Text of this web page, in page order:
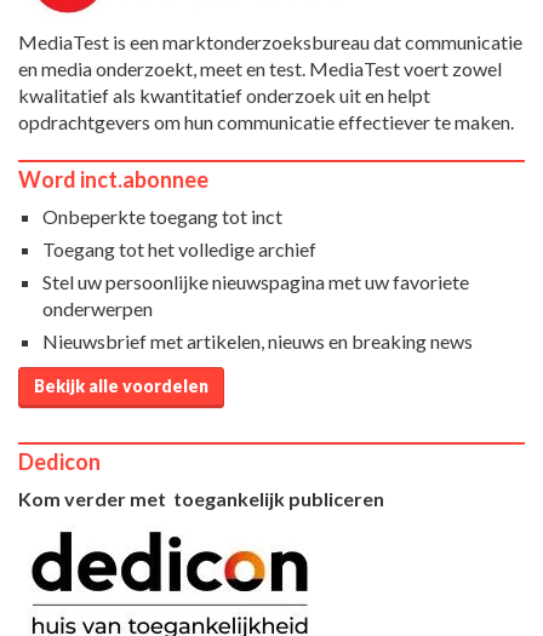
MediaTest is een marktonderzoeksbureau dat communicatie
en media onderzoekt, meet en test. MediaTest voert zowel
kwalitatief als kwantitatief onderzoek uit en helpt
opdrachtgevers om hun communicatie effectiever te maken.
Word inct.abonnee
Onbeperkte toegang tot inct
Toegang tot het volledige archief
Stel uw persoonlijke nieuwspagina met uw favoriete
onderwerpen
Nieuwsbrief met artikelen, nieuws en breaking news
Bekijk alle voordelen
Dedicon
Kom verder met toegankelijk publiceren